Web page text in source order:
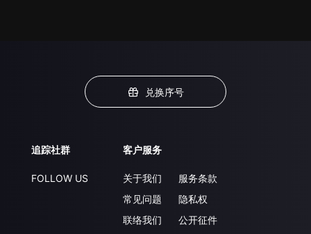
兑换序号
追踪社群
FOLLOW US
客户服务
关于我们
常见问题
联络我们
服务条款
隐私权
公开征件